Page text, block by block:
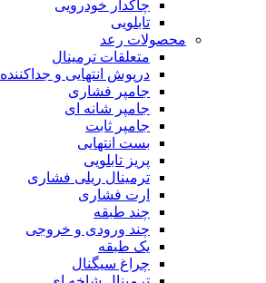
چاکدار خودرویی
تابلویی
محصولات رعد
متعلقات ترمینال
درپوش انتهایی و جداکننده
جامپر فشاری
جامپر شانه ای
جامپر ثابت
بست انتهایی
پریز تابلویی
ترمینال ریلی فشاری
ارت فشاری
چند طبقه
چند ورودی و خروجی
یک طبقه
چراغ سیگنال